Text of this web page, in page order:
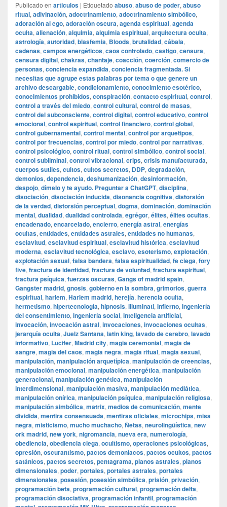
Publicado en articulos | Etiquetado abuso, abuso de poder, abuso
ritual, adivinación, adoctrinamiento, adoctrinamiento simbólico,
adoración al ego, adoración oscura, agenda espiritual, agenda
oculta, alienación, alquimia, alquimia espiritual, arquitectura oculta,
astrología, autoridad, blasfemia, Bloods, brutalidad, cábala,
cadenas, campos energéticos, caos controlado, castigo, censura,
censura digital, chakras, chantaje, coacción, coerción, comercio de
personas, conciencia expandida, conciencia fragmentada. Si
necesitas que agrupe estas palabras por tema o que genere un
archivo descargable, condicionamiento, conocimiento esotérico,
conocimientos prohibidos, conspiración, contacto espiritual, control,
control a través del miedo, control cultural, control de masas,
control del subconsciente, control digital, control educativo, control
emocional, control espiritual, control financiero, control global,
control gubernamental, control mental, control por arquetipos,
control por frecuencias, control por miedo, control por narrativas,
control psicológico, control ritual, control simbólico, control social,
control subliminal, control vibracional, crips, crisis manufacturada,
cuerpos sutiles, cultos, cultos secretos, DDP, degradación,
demonios, dependencia, deshumanización, desinformación,
despojo, dímelo y te ayudo. Preguntar a ChatGPT, disciplina,
disociación, disociación inducida, disonancia cognitiva, distorsión
de la verdad, distorsión perceptual, dogma, dominación, dominación
mental, dualidad, dualidad controlada, egrégor, élites, élites ocultas,
encadenado, encarcelado, encierro, energía astral, energías
ocultas, entidades, entidades astrales, entidades no humanas,
esclavitud, esclavitud espiritual, esclavitud histórica, esclavitud
moderna, esclavitud tecnológica, esclavo, esoterismo, explotación,
explotación sexual, falsa bandera, falsa espiritualidad, fe ciega, fory
five, fractura de identidad, fractura de voluntad, fractura espiritual,
fractura psíquica, fuerzas oscuras, Gangs of madrid spain,
Gangster madrid, gnosis, gobierno en la sombra, grimorios, guerra
espiritual, harlem, Harlem madrid, herejía, herencia oculta,
hermetismo, hipertecnología, hipnosis, illuminati, infierno, ingeniería
del consentimiento, ingeniería social, inteligencia artificial,
invocación, invocación astral, invocaciones, invocaciones ocultas,
jerarquía oculta, Juelz Santana, latin king, lavado de cerebro, lavado
informativo, Lucifer, Madrid city, magia ceremonial, magia de
sangre, magia del caos, magia negra, magia ritual, magia sexual,
manipulación, manipulación arquetípica, manipulación de creencias,
manipulación emocional, manipulación energética, manipulación
generacional, manipulación genética, manipulación
interdimensional, manipulación masiva, manipulación mediática,
manipulación onírica, manipulación psíquica, manipulación religiosa,
manipulación simbólica, matrix, medios de comunicación, mente
dividida, mentira consensuada, mentiras oficiales, microchips, misa
negra, misticismo, mucho muchacho, Ñetas, neurolingüística, new
ork madrid, new york, nigromancia, nueva era, numerología,
obediencia, obediencia ciega, ocultismo, operaciones psicológicas,
opresión, oscurantismo, pactos demoníacos, pactos ocultos, pactos
satánicos, pactos secretos, pentagrama, planos astrales, planos
dimensionales, poder, portales, portales astrales, portales
dimensionales, posesión, posesión simbólica, prisión, privación,
programación beta, programación cultural, programación delta,
programación disociativa, programación infantil, programación